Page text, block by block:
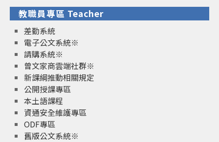
教職員專區 Teacher
差勤系統
電子公文系統※
請購系統※
曾文家商雲端社群※
新課綱推動相關規定
公開授課專區
本土語課程
資通安全維護專區
ODF專區
舊版公文系統※